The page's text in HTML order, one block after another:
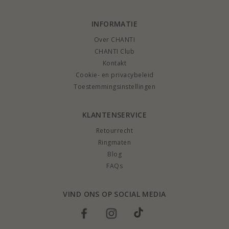
INFORMATIE
Over CHANTI
CHANTI Club
Kontakt
Cookie- en privacybeleid
Toestemmingsinstellingen
KLANTENSERVICE
Retourrecht
Ringmaten
Blog
FAQs
VIND ONS OP SOCIAL MEDIA